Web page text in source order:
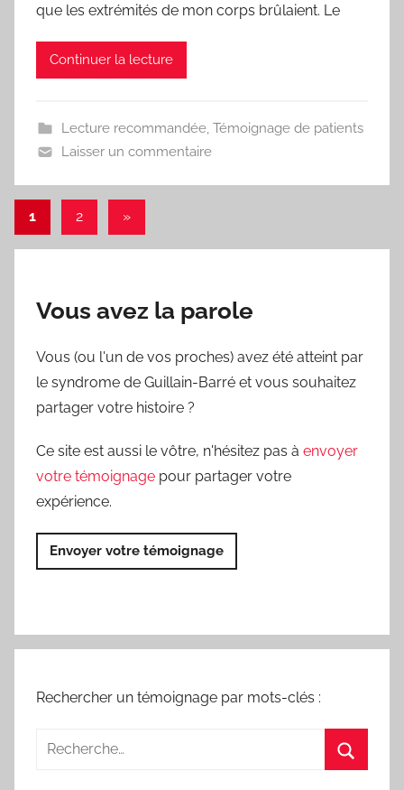
que les extrémités de mon corps brûlaient. Le
Continuer la lecture
Lecture recommandée, Témoignage de patients
Laisser un commentaire
Navigation
des
1 2
Articles
»
Vous avez la parole
Vous (ou l'un de vos proches) avez été atteint par
le syndrome de Guillain-Barré et vous souhaitez
partager votre histoire ?
Ce site est aussi le vôtre, n'hésitez pas à envoyer
votre témoignage pour partager votre
expérience.
Envoyer votre témoignage
Rechercher un témoignage par mots-clés :